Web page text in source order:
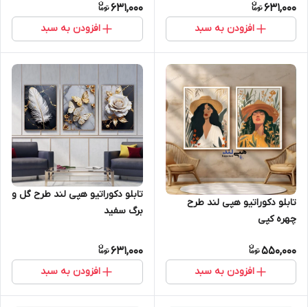
631,000
افزودن به سبد
631,000
افزودن به سبد
تابلو دکوراتیو هپی لند طرح
چهره کپی
550,000
افزودن به سبد
تابلو دکوراتیو هپی لند طرح گل و
برگ سفید
631,000
افزودن به سبد